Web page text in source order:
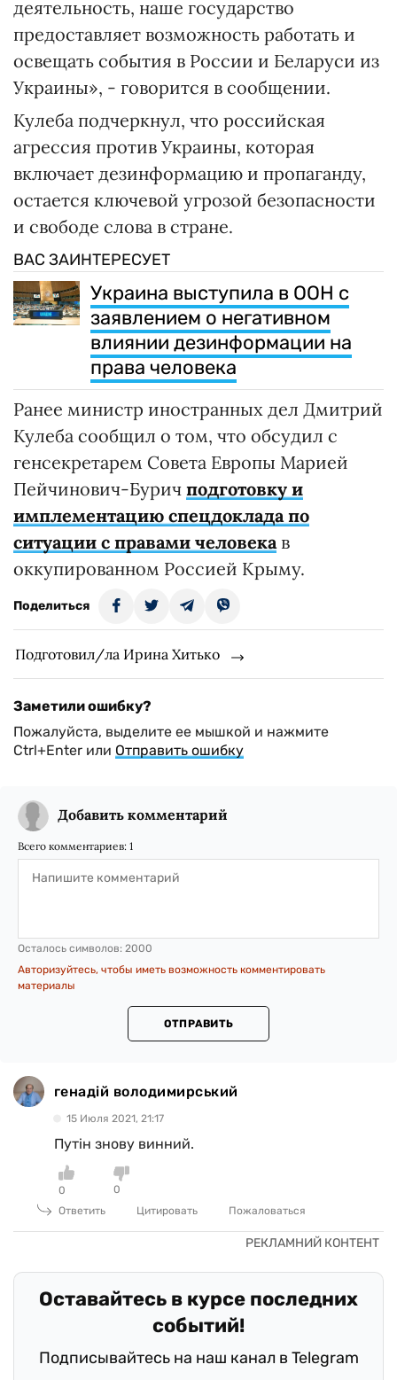
деятельность, наше государство
предоставляет возможность работать и
освещать события в России и Беларуси из
Украины», - говорится в сообщении.
Кулеба подчеркнул, что российская
агрессия против Украины, которая
включает дезинформацию и пропаганду,
остается ключевой угрозой безопасности
и свободе слова в стране.
ВАС ЗАИНТЕРЕСУЕТ
Украина выступила в ООН с
заявлением о негативном
влиянии дезинформации на
права человека
Ранее министр иностранных дел Дмитрий
Кулеба сообщил о том, что обсудил с
генсекретарем Совета Европы Марией
Пейчинович-Бурич подготовку и
имплементацию спецдоклада по
ситуации с правами человекав
оккупированном Россией Крыму.
Поделиться
Подготовил/ла Ирина Хитько
Заметили ошибку?
Пожалуйста, выделите ее мышкой и нажмите
Ctrl+Enter или Отправить ошибку
Добавить комментарий
Всего комментариев: 1
Осталось символов: 2000
Авторизуйтесь, чтобы иметь возможность комментировать
материалы
ОТПРАВИТЬ
генадій володимирський
15 Июля 2021, 21:17
Путін знову винний.
0
0
Ответить
Цитировать Пожаловаться
Оставайтесь в курсе последних
событий!
Подписывайтесь на наш канал в Telegram